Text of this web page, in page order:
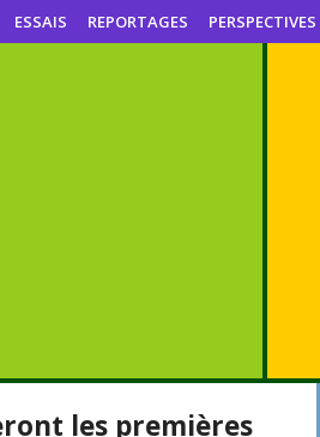
ESSAIS REPORTAGES PERSPECTIVES
les premières